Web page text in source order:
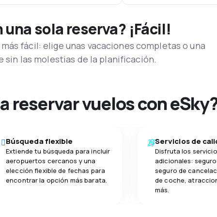
sola reserva? ¡Fácil!
fácil: elige unas vacaciones completas o una
sin las molestias de la planificación.
reservar vuelos con
Búsqueda flexible
Extiende tu búsqueda para incluir
aeropuertos cercanos y una
elección flexible de fechas para
encontrar la opción más barata.
Servicios de
Disfruta los
adicionales:
seguro de
de coche,
más.